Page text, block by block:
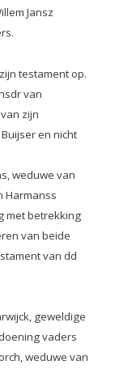
Jansz
testament op.
van
zijn
en nicht
weduwe van
Harmanss
met betrekking
van beide
van dd
geweldige
vaders
weduwe van